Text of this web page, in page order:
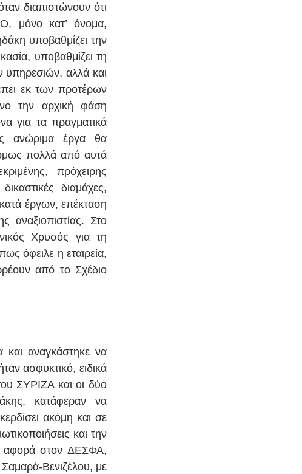
διαπιστώνουν ότι
Ο, μόνο κατ’ όνομα,
υποβαθμίζει την
υποβαθμίζει τη
υπηρεσιών, αλλά και
εκ των προτέρων
την αρχική φάση
για τα πραγματικά
ανώριμα έργα θα
πολλά από αυτά
πρόχειρης
διαμάχες,
έργων, επέκταση
αναξιοπιστίας. Στο
Χρυσός για τη
όφειλε η εταιρεία,
από το Σχέδιο
αναγκάστηκε να
ασφυκτικό, ειδικά
ΣΥΡΙΖΑ και οι δύο
κατάφεραν να
ακόμη και σε
και την
αφορά στον ΔΕΣΦΑ,
Βενιζέλου, με